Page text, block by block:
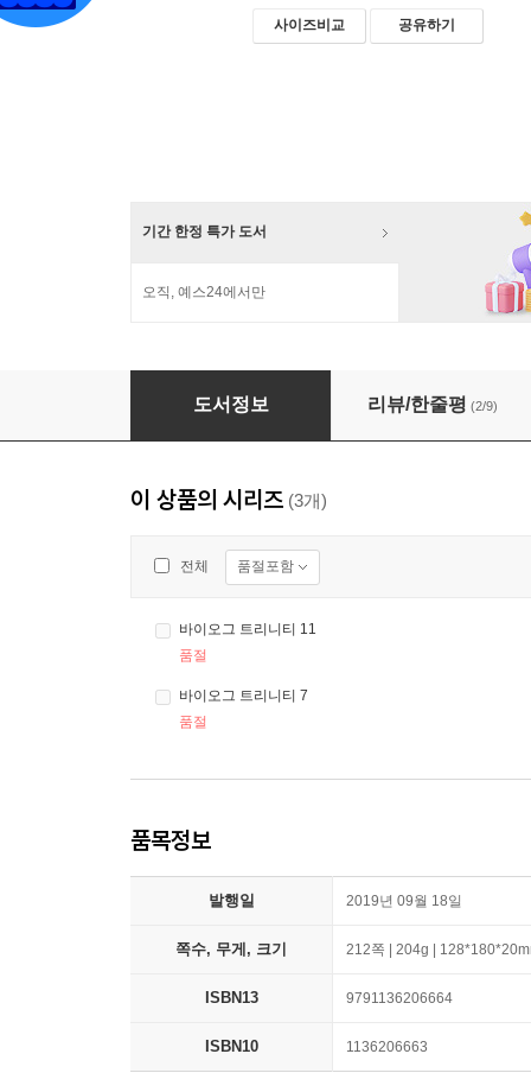
사이즈비교 공유하기
기간 한정 특가 도서
오직, 예스24에서만
바이오그 트리니티 9
도서정보 리뷰/한줄평 (2/9)
이 상품의 시리즈 (3개)
전체 품절포함
바이오그 트리니티 11
품절
바이오그 트리니티 7
품절
품목정보
발행일 2019년 09월 18일
쪽수, 무게, 크기 212쪽 | 204g |
ISBN13 9791136206664
ISBN10 1136206663